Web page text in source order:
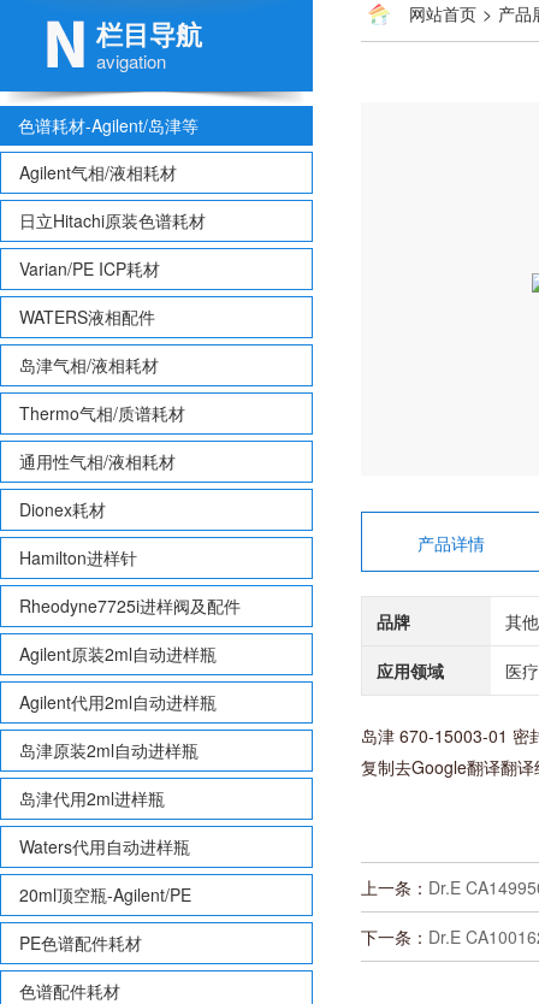
栏目导航
avigation
色谱耗材-Agilent/岛津等
Agilent气相/液相耗材
日立Hitachi原装色谱耗材
Varian/PE ICP耗材
WATERS液相配件
岛津气相/液相耗材
Thermo气相/质谱耗材
通用性气相/液相耗材
Dionex耗材
Hamilton进样针
Rheodyne7725i进样阀及配件
Agilent原装2ml自动进样瓶
Agilent代用2ml自动进样瓶
岛津原装2ml自动进样瓶
岛津代用2ml进样瓶
Waters代用自动进样瓶
20ml顶空瓶-Agilent/PE
PE色谱配件耗材
色谱配件耗材
网站首页 > 产品
产品详情
品牌 其
应用领域 医
岛津 670-15003-01 密
复制去Google翻译翻译
上一条： Dr.E
下一条： Dr.E